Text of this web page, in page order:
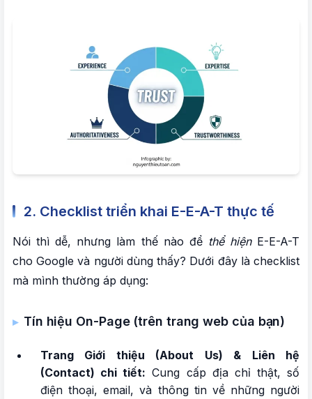
2. Checklist triển khai E-E-A-T thực tế
Nói thì dễ, nhưng làm thế nào để thể hiệnE-E-A-T
cho Google và người dùng thấy? Dưới đây là checklist
mà mình thường áp dụng:
Tín hiệu On-Page (trên trang web của bạn)
Trang Giới thiệu (About Us) & Liên hệ
(Contact) chi tiết: Cung cấp địa chỉ thật, số
điện thoại, email, và thông tin về những người